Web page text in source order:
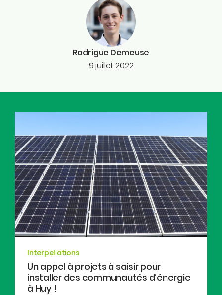
Rodrigue Demeuse
9 juillet 2022
Interpellations
Un appel à projets à saisir pour
installer des communautés d’énergie
à Huy !